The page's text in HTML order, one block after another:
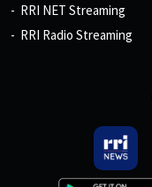
RRI NET Streaming
RRI Radio Streaming